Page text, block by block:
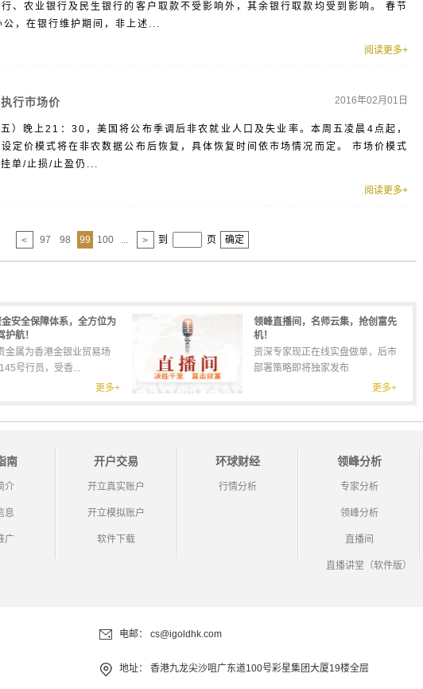
、农业银行及民生银行的客户取款不受影响外，其余银行取款均受到影响。 春节
，在银行维护期间，非上述...
阅读更多+
行市场价 2016年02月01日
）晚上21：30，美国将公布季调后非农就业人口及失业率。本周五凌晨4点起，
定价模式将在非农数据公布后恢复，具体恢复时间依市场情况而定。 市场价模式
单/止损/止盈仍...
阅读更多+
< 97 98 99 100 ... > 到 页 确定
安全保障体系，全方位为
护航！
金属为香港金银业贸易场
号行员，受香...
更多+
领峰直播间，名师云集，抢创富先
机！
资深专家现正在线实盘做单，后市
部署策略即将独家发布
更多+
南
介
息
广
开户交易
开立真实账户
开立模拟账户
软件下载
环球财经
行情分析
领峰分析
专家分析
领峰分析
直播间
直播讲堂（软件版）
电邮： cs@igoldhk.com
地址： 香港九龙尖沙咀广东道100号彩星集团大厦19楼全层